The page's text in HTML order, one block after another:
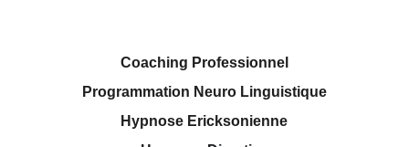
Coaching Professionnel
Programmation Neuro Linguistique
Hypnose Ericksonienne